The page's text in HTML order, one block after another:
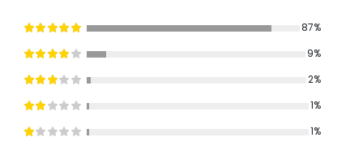
87%
9%
2%
1%
1%